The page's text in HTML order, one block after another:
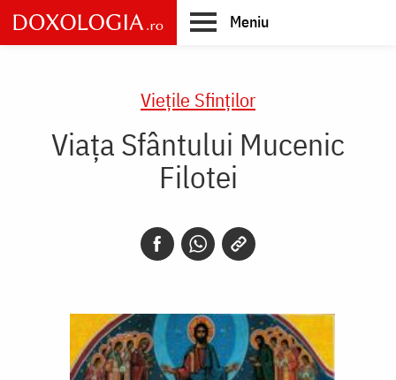
Skip
to
main
Meniu
Vieţile Sfinţilor
Viaţa Sfântului Mucenic
Filotei